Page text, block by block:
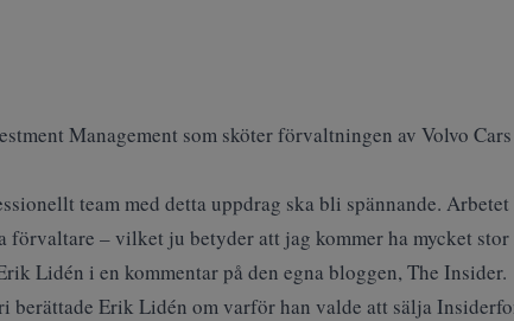
Management som sköter förvaltningen av Volvo
team med detta uppdrag ska bli spännande.
förvaltare – vilket ju betyder att jag kommer ha mycket stor
Lidén i en kommentar på den egna bloggen, The Insider.
berättade Erik Lidén om varför han valde att sälja